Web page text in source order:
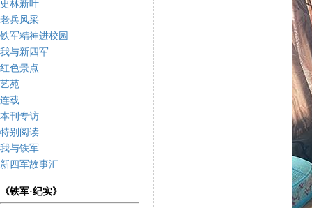
史林新叶
老兵风采
铁军精神进校园
我与新四军
红色景点
艺苑
连载
本刊专访
特别阅读
我与铁军
新四军故事汇
《铁军·纪实》